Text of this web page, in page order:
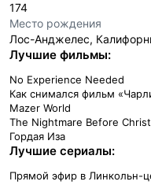
174
Место рождения
Лос-Анджелес,
Лучшие фильмы:
No Experience Needed
Как снимался фильм
Mazer World
The Nightmare Before
Гордая Иза
Лучшие сериалы:
Прямой эфир в Линкольн-